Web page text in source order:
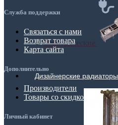
Электрические
Дизайнерские радиаторы
Служба поддержки
Связаться с нами
Возврат товара
Карта сайта
Дополнительно
Производители
Товары со скидкой
Личный кабинет